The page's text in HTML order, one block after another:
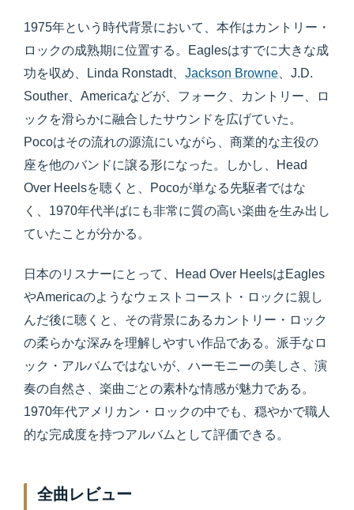
1975年という時代背景において、本作はカントリー・
ロックの成熟期に位置する。Eaglesはすでに大きな成
功を収め、Linda Ronstadt、 Jackson Browne、J.D.
Souther、Americaなどが、フォーク、カントリー、ロ
ックを滑らかに融合したサウンドを広げていた。
Pocoはその流れの源流にいながら、商業的な主役の
座を他のバンドに譲る形になった。しかし、Head
Over Heelsを聴くと、Pocoが単なる先駆者ではな
く、1970年代半ばにも非常に質の高い楽曲を生み出し
ていたことが分かる。
日本のリスナーにとって、Head Over HeelsはEagles
やAmericaのようなウェストコースト・ロックに親し
んだ後に聴くと、その背景にあるカントリー・ロック
の柔らかな深みを理解しやすい作品である。派手なロ
ック・アルバムではないが、ハーモニーの美しさ、演
奏の自然さ、楽曲ごとの素朴な情感が魅力である。
1970年代アメリカン・ロックの中でも、穏やかで職人
的な完成度を持つアルバムとして評価できる。
全曲レビュー